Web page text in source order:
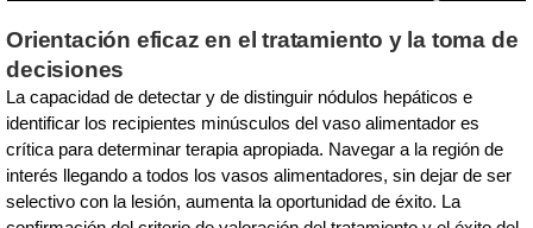
Orientación eficaz en el tratamiento y la toma de
decisiones
La capacidad de detectar y de distinguir nódulos hepáticos e
identificar los recipientes minúsculos del vaso alimentador es
crítica para determinar terapia apropiada. Navegar a la región de
interés llegando a todos los vasos alimentadores, sin dejar de ser
selectivo con la lesión, aumenta la oportunidad de éxito. La